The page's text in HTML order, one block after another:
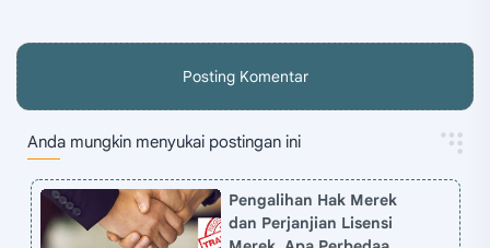
Posting Komentar
Anda mungkin menyukai postingan ini
Pengalihan Hak Merek
dan Perjanjian Lisensi